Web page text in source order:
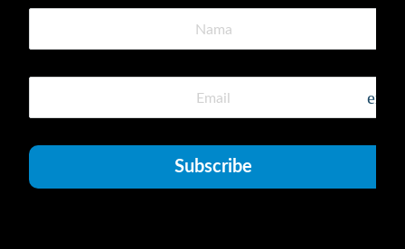
Subscribe